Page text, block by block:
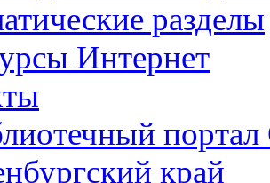
разделы
Интернет
портал
край